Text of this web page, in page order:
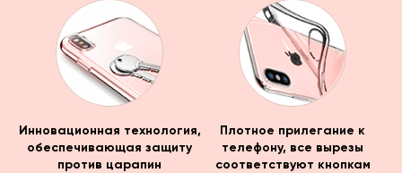
Инновационная технология,
обеспечивающая защиту
против царапин
Плотное прилегание к
телефону, все вырезы
соответствуют кнопкам